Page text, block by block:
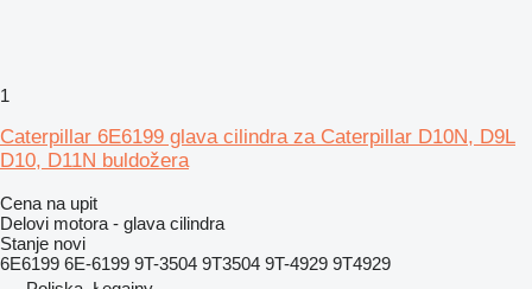
1
Caterpillar 6E6199 glava cilindra za Caterpillar D10N, D9L
D10, D11N buldožera
Cena na upit
Delovi motora - glava cilindra
Stanje novi
6E6199 6E-6199 9T-3504 9T3504 9T-4929 9T4929